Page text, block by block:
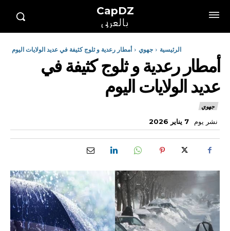
CapDZ
بالعربي
الرئيسية جهوي أمطار رعدية و ثلوج كثيفة في عديد الولايات اليوم
أمطار رعدية و ثلوج كثيفة في
عديد الولايات اليوم
جهوي
نشر يوم 7 يناير 2026